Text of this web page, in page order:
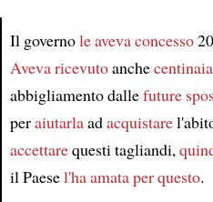
Article
Il governole aveva concesso
Aveva ricevutoanchecentinaia
abbigliamento dallefuture
peraiutarlaadacquistare
accettarequesti tagliandi,
il Paesel'ha amata per questo.